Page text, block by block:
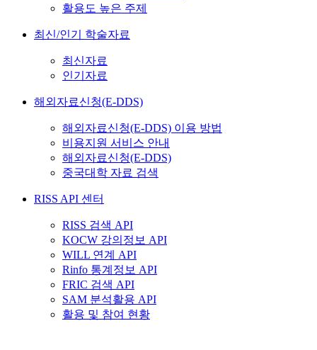
활용도 높은 주제
최신/인기 학술자료
최신자료
인기자료
해외자료신청(E-DDS)
해외자료신청(E-DDS) 이용 방법
비용지원 서비스 안내
해외자료신청(E-DDS)
중국대학 자료 검색
RISS API 센터
RISS 검색 API
KOCW 강의정보 API
WILL 연계 API
Rinfo 통계정보 API
FRIC 검색 API
SAM 분석활용 API
활용 및 참여 현황